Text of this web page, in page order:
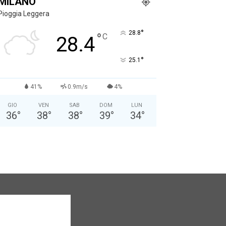
Leggera
28.4°C 28.8°
25.1 °
41% 0.9m/s 4%
GIO
36°
VEN
38°
SAB
38°
DOM
39°
LUN
34°